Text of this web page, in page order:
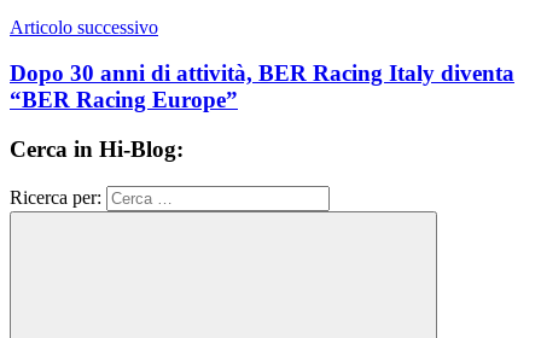
Articolo successivo
Dopo 30 anni di attività, BER Racing Italy diventa
“BER Racing Europe”
Cerca in Hi-Blog:
Ricerca per: